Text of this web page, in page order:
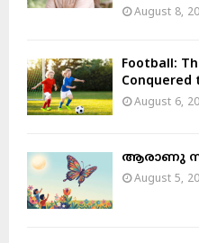
August 8,
Football:
Conquered
August 6,
ആരാണു
August 5,